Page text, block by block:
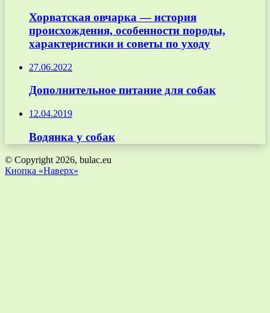
Хорватская овчарка — история
происхождения, особенности породы,
характеристики и советы по уходу
27.06.2022
Дополнительное питание для собак
12.04.2019
Водянка у собак
© Copyright 2026, bulac.eu
Кнопка «Наверх»